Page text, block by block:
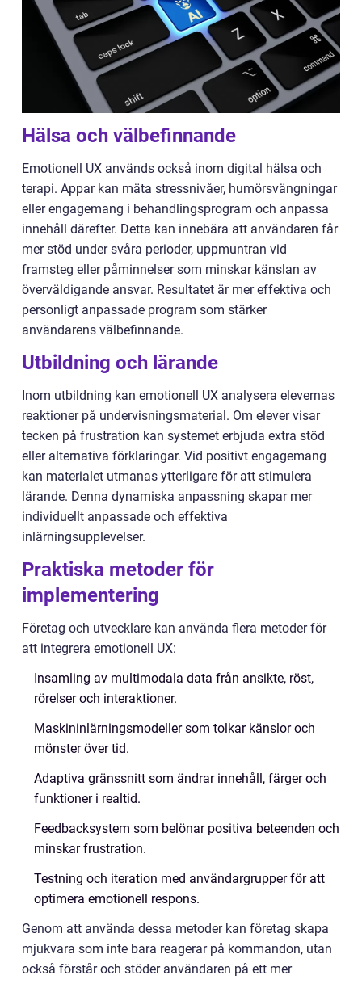
Hälsa och välbefinnande
Emotionell UX används också inom digital hälsa och
terapi. Appar kan mäta stressnivåer, humörsvängningar
eller engagemang i behandlingsprogram och anpassa
innehåll därefter. Detta kan innebära att användaren får
mer stöd under svåra perioder, uppmuntran vid
framsteg eller påminnelser som minskar känslan av
överväldigande ansvar. Resultatet är mer effektiva och
personligt anpassade program som stärker
användarens välbefinnande.
Utbildning och lärande
Inom utbildning kan emotionell UX analysera elevernas
reaktioner på undervisningsmaterial. Om elever visar
tecken på frustration kan systemet erbjuda extra stöd
eller alternativa förklaringar. Vid positivt engagemang
kan materialet utmanas ytterligare för att stimulera
lärande. Denna dynamiska anpassning skapar mer
individuellt anpassade och effektiva
inlärningsupplevelser.
Praktiska metoder för
implementering
Företag och utvecklare kan använda flera metoder för
att integrera emotionell UX:
Insamling av multimodala data från ansikte, röst,
rörelser och interaktioner.
Maskininlärningsmodeller som tolkar känslor och
mönster över tid.
Adaptiva gränssnitt som ändrar innehåll, färger och
funktioner i realtid.
Feedbacksystem som belönar positiva beteenden och
minskar frustration.
Testning och iteration med användargrupper för att
optimera emotionell respons.
Genom att använda dessa metoder kan företag skapa
mjukvara som inte bara reagerar på kommandon, utan
också förstår och stöder användaren på ett mer